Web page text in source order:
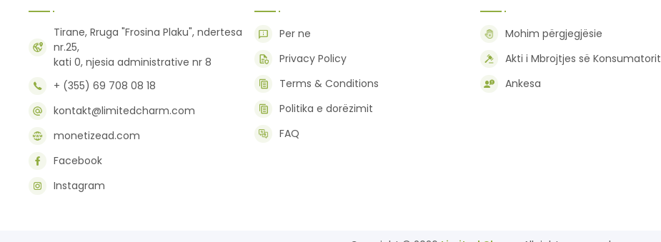
Tirane, Rruga "Frosina Plaku", ndertesa
nr.25,
kati 0, njesia administrative nr 8
+ (355) 69 708 08 18
kontakt@limitedcharm.com
monetizead.com
Facebook
Instagram
Per ne
Privacy Policy
Terms & Conditions
Politika e dorëzimit
FAQ
Mohim përgjegjësie
Akti i Mbrojtjes së Konsumatorit
Ankesa